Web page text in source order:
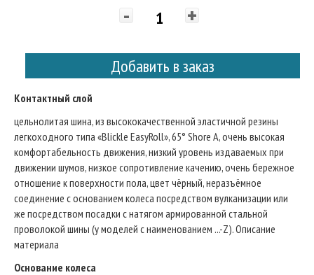
- +
Добавить в заказ
Контактный слой
цельнолитая шина, из высококачественной эластичной резины
легкоходного типа «Blickle EasyRoll», 65° Shore A, очень высокая
комфортабельность движения, низкий уровень издаваемых при
движении шумов, низкое сопротивление качению, очень бережное
отношение к поверхности пола, цвет чёрный, неразъёмное
соединение с основанием колеса посредством вулканизации или
же посредством посадки с натягом армированной стальной
проволокой шины (у моделей с наименованием ...-Z). Описание
материала
Основание колеса